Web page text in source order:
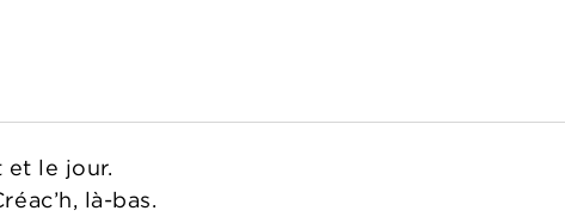
et le jour.
là-bas.